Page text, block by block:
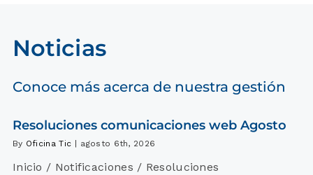
Noticias
Conoce más acerca de nuestra gestión
Resoluciones comunicaciones web Agosto
By Oficina Tic agosto 6th, 2026
Inicio / Notificaciones / Resoluciones